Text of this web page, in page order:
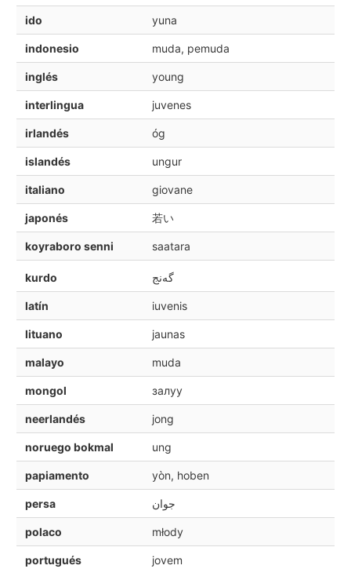
ido yuna
indonesio muda, pemuda
inglés young
interlingua juvenes
irlandés óg
islandés ungur
italiano giovane
japonés 若い
koyraboro senni saatara
kurdo گه‌نج
latín iuvenis
lituano jaunas
malayo muda
mongol залуу
neerlandés jong
noruego bokmal ung
papiamento yòn, hoben
persa جوان
polaco młody
portugués jovem